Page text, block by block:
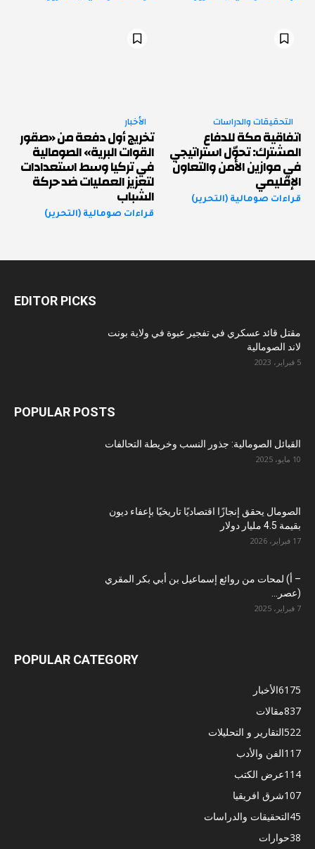
التحقيقات والدراسات
اتفاقية مكة للدفاع
المشترك: تحوّل استراتيجي
في موازين الأمن والتعاون
الإقليمي
قراءات صومالية (التحرير)
الأخبار
تخريج أول دفعة من «صقور
القوات البرية» الصومالية
في تركيا وسط استعدادات
لتعزيز العمليات ضد حركة
الشباب
قراءات صومالية (التحرير)
EDITOR PICKS
مقتل قائد عسكري في تفجير عبوة في ولاية بونت
لاند الصومالية
5 فبراير، 2023
POPULAR POSTS
القبائل الصومالية: جذور النسب وخريطة التحالفات
10 مايو، 2025
الصومال يحقق إنجازًا اقتصاديًا تاريخيًا بإعفاء ديون
بقيمة 4.5 مليار دولار
17 فبراير، 2026
– أ) لمحات من روائع إسماعيل بن أبي بكر المقري
(عصر...
7 فبراير، 2025
POPULAR CATEGORY
الأخبار6175
مقالات837
التقارير و التحليلات522
الفن والأدب117
عرض الكتب114
شرق افريقيا107
التحقيقات والدراسات45
حوارات38